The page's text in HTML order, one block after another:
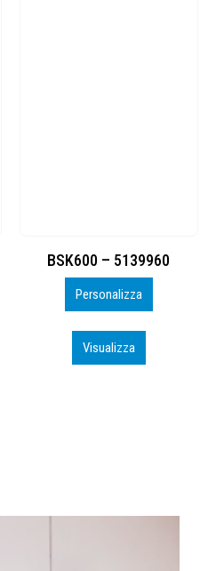
DTF
Personalizza
Visualizza